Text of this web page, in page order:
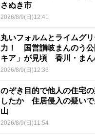
さぬき市
2026/8/9(日)12:41
丸いフォルムとライムグ
力！ 国営讃岐まんのう公
キア」が見頃 香川・まん
2026/8/9(日)12:36
のぞき目的で他人の住宅
したか 住居侵入の疑い
山
2026/8/9(日)11:54